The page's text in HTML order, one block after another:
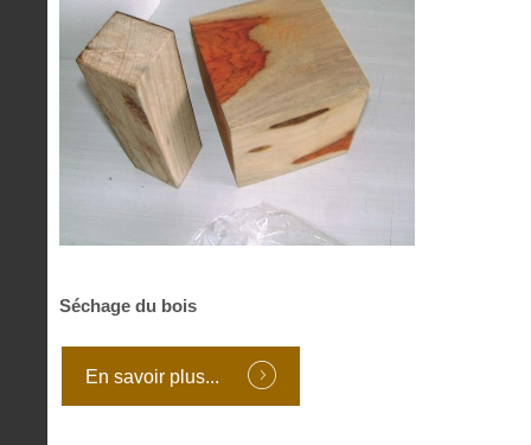
Séchage du bois
En savoir plus...